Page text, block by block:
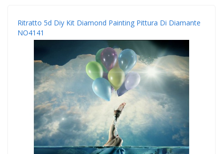
Ritratto 5d Diy Kit Diamond Painting Pittura Di Diamante
NO4141